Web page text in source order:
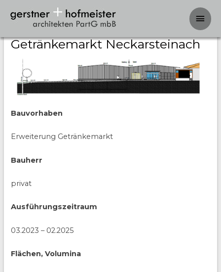
Erweiterung Edeka-
Getränkemarkt Neckarsteinach
Bauvorhaben
Erweiterung Getränkemarkt
Bauherr
privat
Ausführungszeitraum
03.2023 – 02.2025
Flächen, Volumina